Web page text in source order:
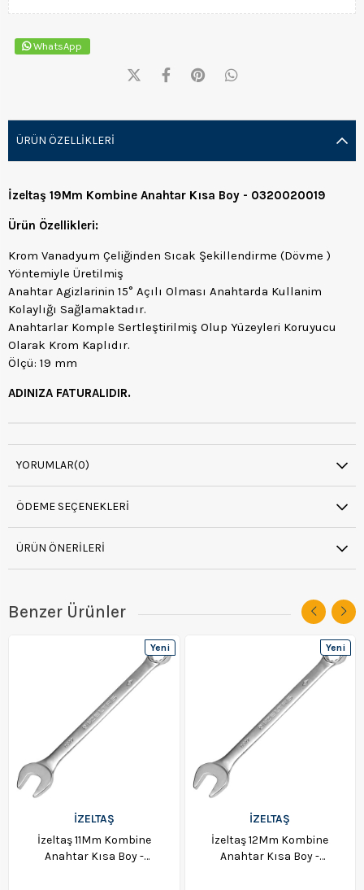
WhatsApp
ÜRÜN ÖZELLIKLERI
İzeltaş 19Mm Kombine Anahtar Kısa Boy - 0320020019
Ürün Özellikleri:
Krom Vanadyum Çeliğinden Sıcak Şekillendirme (Dövme )
Yöntemiyle Üretilmiş
Anahtar Agizlarinin 15° Açılı Olması Anahtarda Kullanim
Kolaylığı Sağlamaktadır.
Anahtarlar Komple Sertleştirilmiş Olup Yüzeyleri Koruyucu
Olarak Krom Kaplıdır.
Ölçü: 19 mm
ADINIZA FATURALIDIR.
YORUMLAR(0)
ÖDEME SEÇENEKLERI
ÜRÜN ÖNERILERI
Benzer Ürünler
İZELTAŞ
İzeltaş 11Mm Kombine
Anahtar Kısa Boy -
Yeni
Ürün
İZELTAŞ
İzeltaş 12Mm Kombine
Anahtar Kısa Boy -
Yeni
Ürün